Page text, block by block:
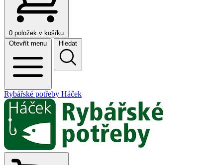
0 položek v košíku
Otevřít menu
Hledat
Rybářské potřeby Háček